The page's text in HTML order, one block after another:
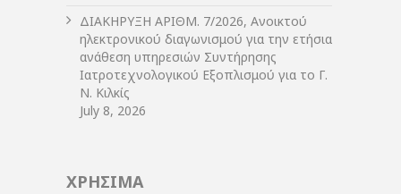
ΔIΑΚΗΡΥΞΗ ΑΡIΘΜ. 7/2026, Ανοικτού
ηλεκτρονικού διαγωνισμού για την ετήσια
ανάθεση υπηρεσιών Συντήρησης
Ιατροτεχνολογικού Εξοπλισμού για το Γ.
Ν. Κιλκίς
July 8, 2026
ΧΡΗΣΙΜΑ